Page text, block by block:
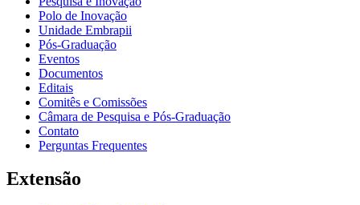
Polo de Inovação
Unidade Embrapii
Pós-Graduação
Eventos
Documentos
Editais
Comitês e Comissões
Câmara de Pesquisa e Pós-Graduação
Contato
Perguntas Frequentes
Extensão